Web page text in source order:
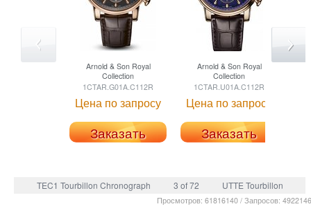
Arnold & SonRoyal
Collection
1CTAR.G01A.C112R
Цена по запросу
Заказать
Arnold & SonRoyal
Collection
1CTAR.U01A.C112R
Цена по запросу
Заказать
TEC1 Tourbillon Chronograph 3 of 72 UTTE Tourbillon
Просмотров: 61816140 / Запросов: